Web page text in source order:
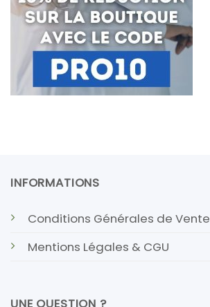
INFORMATIONS
Conditions Générales de Vente
Mentions Légales & CGU